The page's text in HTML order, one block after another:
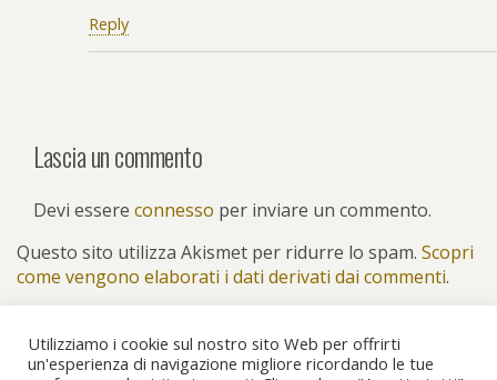
Reply
Lascia un commento
Devi essere connesso per inviare un commento.
Questo sito utilizza Akismet per ridurre lo spam. Scopri
come vengono elaborati i dati derivati dai commenti.
Utilizziamo i cookie sul nostro sito Web per offrirti
un'esperienza di navigazione migliore ricordando le tue